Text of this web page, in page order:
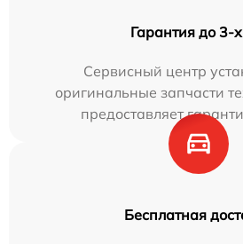
Гарантия до 3-х
Сервисный центр
оригинальные запчасти
предоставляет
Бесплатная